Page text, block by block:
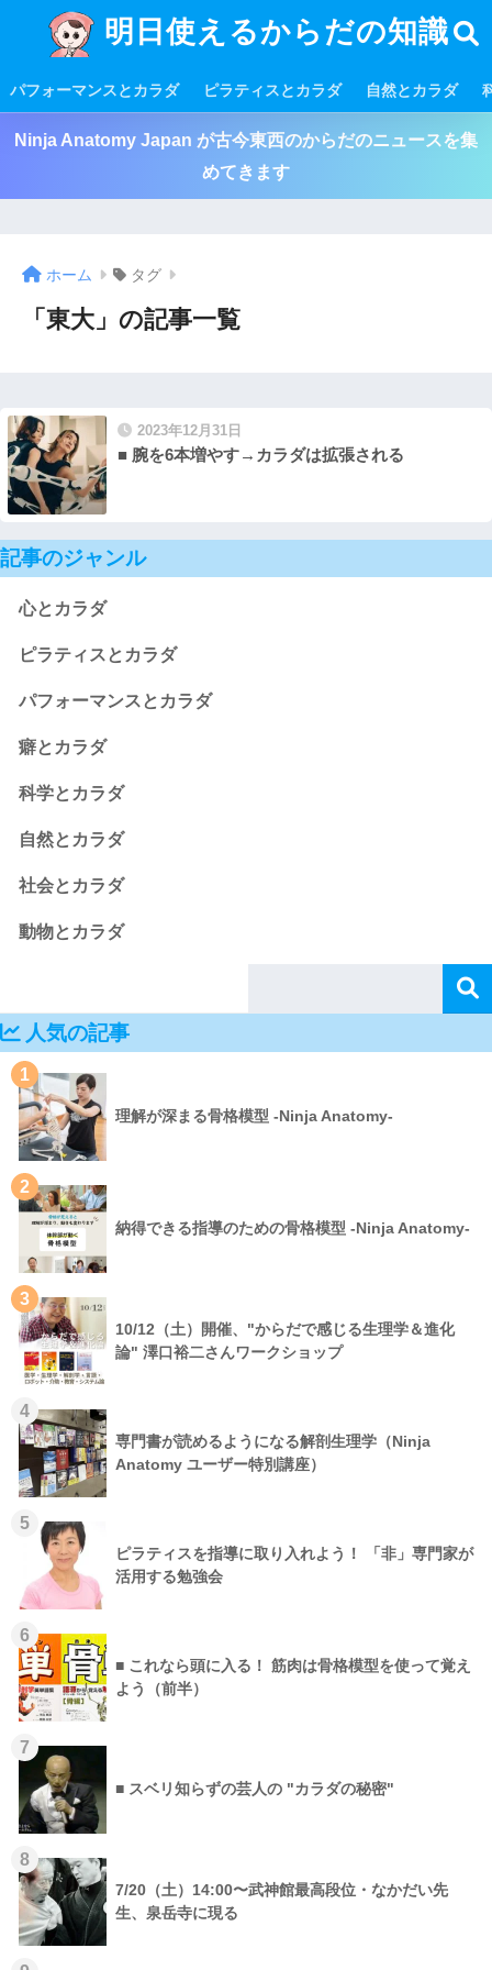
明日使えるからだの知識
パフォーマンスとカラダ ピラティスとカラダ 自然とカラダ
Ninja Anatomy Japan が古今東西のからだのニュースを集
めてきます
ホーム タグ
「東大」の記事一覧
2023年12月31日
■ 腕を6本増やす→カラダは拡張される
記事のジャンル
心とカラダ
ピラティスとカラダ
パフォーマンスとカラダ
癖とカラダ
科学とカラダ
自然とカラダ
社会とカラダ
動物とカラダ
人気の記事
1
理解が深まる骨格模型 -Ninja Anatomy-
2
納得できる指導のための骨格模型 -Ninja Anatomy-
3
10/12（土）開催、"からだで感じる生理学＆進化
論" 澤口裕二さんワークショップ
4
専門書が読めるようになる解剖生理学（Ninja
Anatomy ユーザー特別講座）
5
ピラティスを指導に取り入れよう！ 「非」専門家が
活用する勉強会
6
■ これなら頭に入る！ 筋肉は骨格模型を使って覚え
よう（前半）
7
■ スベリ知らずの芸人の "カラダの秘密"
8
7/20（土）14:00〜武神館最高段位・なかだい先
生、泉岳寺に現る